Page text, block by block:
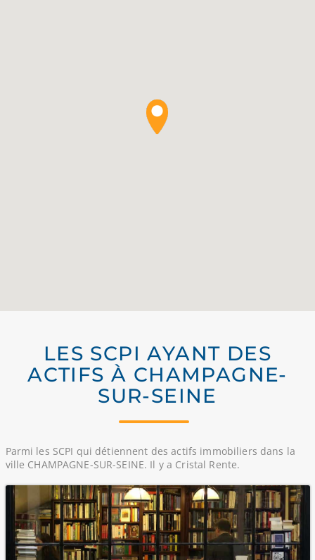
LES SCPI AYANT DES
ACTIFS À CHAMPAGNE-
SUR-SEINE
Parmi les SCPI qui détiennent des actifs immobiliers dans la
ville CHAMPAGNE-SUR-SEINE. Il y a Cristal Rente.